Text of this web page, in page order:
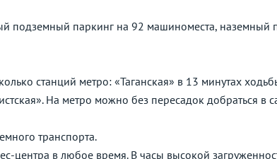
подземный паркинг на 92 машиноместа, наземный
станций метро: «Таганская» в 13 минутах
На метро можно без пересадок добраться в
транспорта.
центра в любое время. В часы высокой